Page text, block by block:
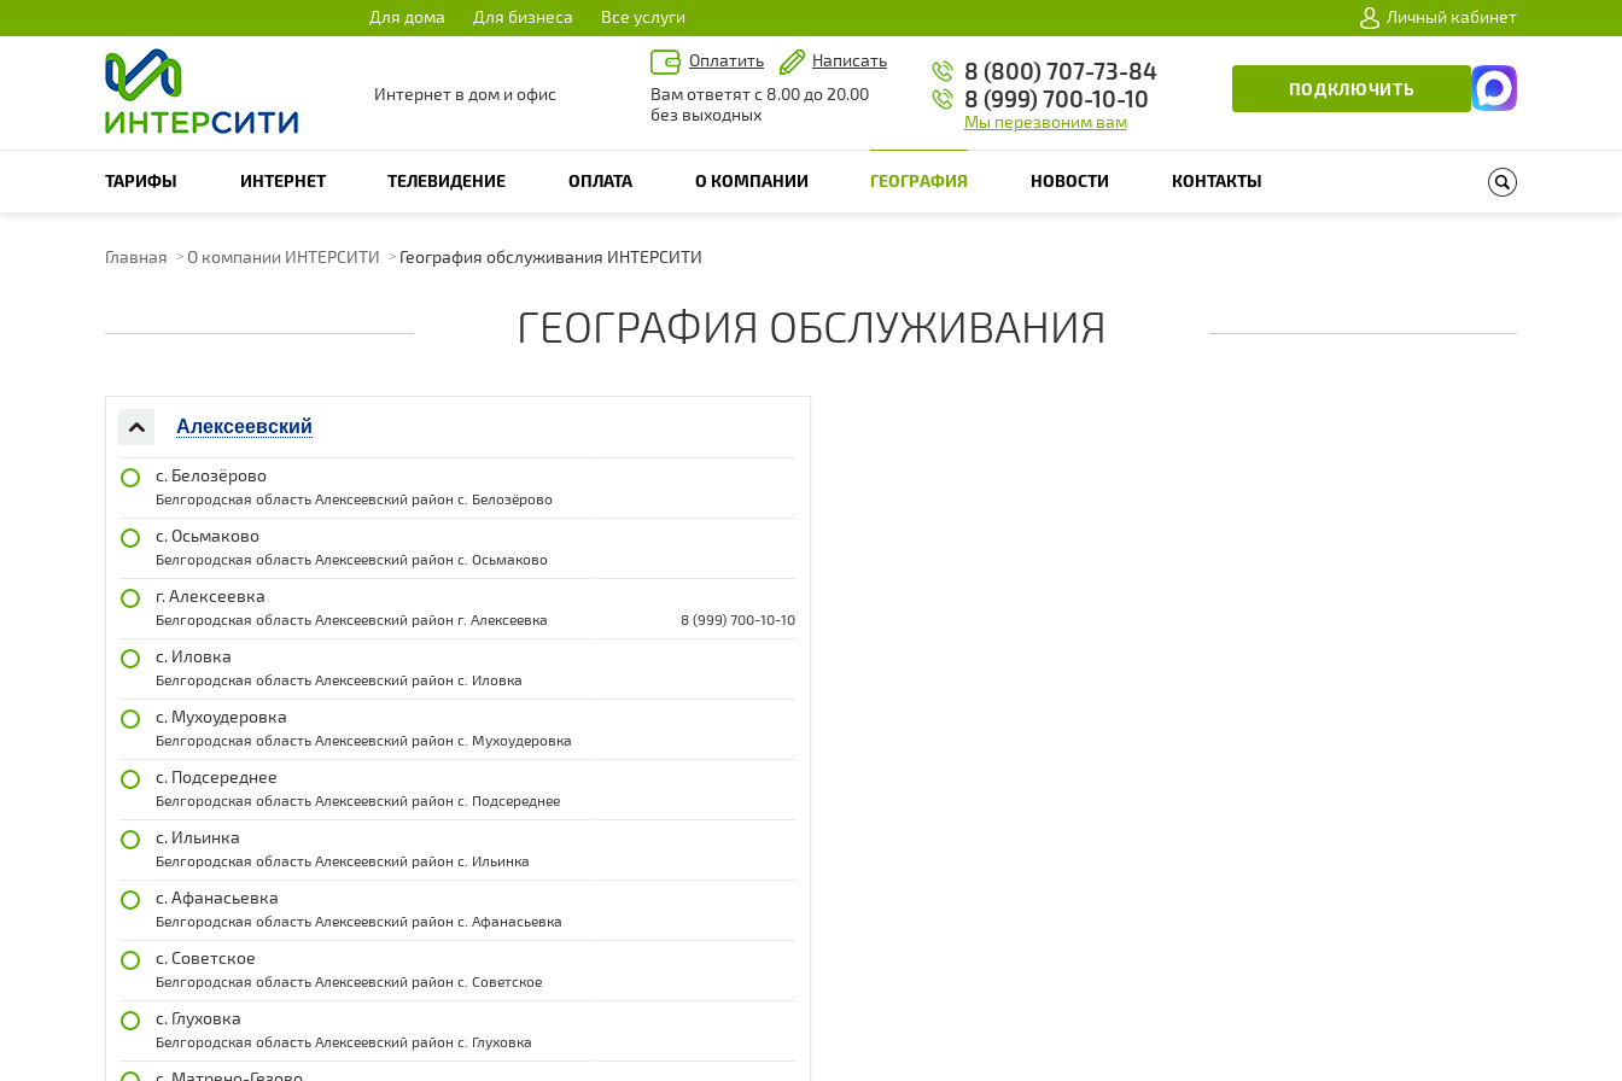
Личный кабинет
Для дома Для бизнеса Все услуги
Интернет в дом и офис
Оплатить
Написать
Вам ответят с 8.00 до 20.00
без выходных
8 (800) 707-73-84
8 (999) 700-10-10
Мы перезвоним вам
ПОДКЛЮЧИТЬ
ТАРИФЫ ИНТЕРНЕТ ТЕЛЕВИДЕНИЕ ОПЛАТА О КОМПАНИИ ГЕОГРАФИЯ НОВОСТИ КОНТАКТЫ
ПОИСК ПО САЙТУ
Главная О компании ИНТЕРСИТИ География обслуживания ИНТЕРСИТИ
ГЕОГРАФИЯ ОБСЛУЖИВАНИЯ
Алексеевский
с. Белозёрово
Белгородская область Алексеевский район с. Белозёрово
с. Осьмаково
Белгородская область Алексеевский район с. Осьмаково
г. Алексеевка
Белгородская область Алексеевский район г. Алексеевка 8 (999) 700-10-10
с. Иловка
Белгородская область Алексеевский район с. Иловка
с. Мухоудеровка
Белгородская область Алексеевский район с. Мухоудеровка
с. Подсереднее
Белгородская область Алексеевский район с. Подсереднее
с. Ильинка
Белгородская область Алексеевский район с. Ильинка
с. Афанасьевка
Белгородская область Алексеевский район с. Афанасьевка
с. Советское
Белгородская область Алексеевский район с. Советское
с. Глуховка
Белгородская область Алексеевский район с. Глуховка